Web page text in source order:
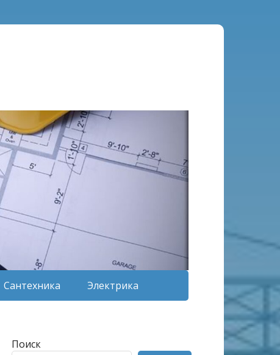
Сантехника Электрика
Поиск